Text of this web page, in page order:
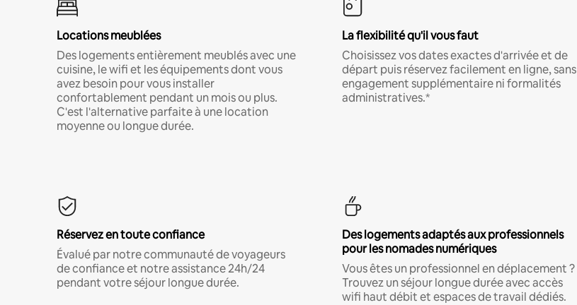
Locations meublées
Des logements entièrement meublés avec une
cuisine, le wifi et les équipements dont vous
avez besoin pour vous installer
confortablement pendant un mois ou plus.
C'est l'alternative parfaite à une location
moyenne ou longue durée.
La flexibilité qu'il vous faut
Choisissez vos dates exactes d'arrivée et de
départ puis réservez facilement en ligne, sans
engagement supplémentaire ni formalités
administratives.*
Réservez en toute confiance
Évalué par notre communauté de voyageurs
de confiance et notre assistance 24h/24
pendant votre séjour longue durée.
Des logements adaptés aux professionnels
pour les nomades numériques
Vous êtes un professionnel en déplacement ?
Trouvez un séjour longue durée avec accès
wifi haut débit et espaces de travail dédiés.